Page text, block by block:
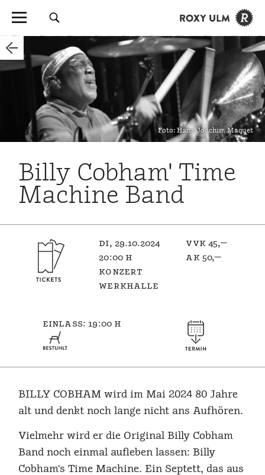
Foto: Hans-Joachim Maquet
Billy Cobham' Time
Machine Band
di, 29.10.2024
20:00 h
konzert
werkhalle
vvk 45,—
ak 50,—
einlass: 19:00 h
BILLY COBHAM wird im Mai 2024 80 Jahre
alt und denkt noch lange nicht ans Aufhören.
Vielmehr wird er die Original Billy Cobham
Band noch einmal aufleben lassen: Billy
Cobham's Time Machine. Ein Septett, das aus